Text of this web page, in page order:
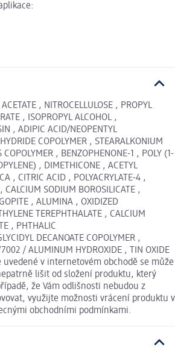
, NITROCELLULOSE , PROPYL
, ISOPROPYL ALCOHOL ,
, ADIPIC ACID/NEOPENTYL
COPOLYMER , STEARALKONIUM
COPOLYMER , BENZOPHENONE-1 , POLY (1-
, DIMETHICONE , ACETYL
, CITRIC ACID , POLYACRYLATE-4 ,
SODIUM BOROSILICATE ,
, ALUMINA , OXIDIZED
TEREPHTHALATE , CALCIUM
, PHTHALIC
DECANOATE COPOLYMER ,
/ ALUMINUM HYDROXIDE , TIN OXIDE
uvedené v internetovém obchodě se může
lišit od složení produktu, který
že Vám odlišnosti nebudou z
využijte možnosti vrácení produktu v
obchodními podmínkami.